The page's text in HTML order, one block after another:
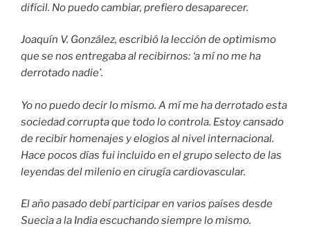
difícil. No puedo cambiar, prefiero desaparecer.
Joaquín V. González, escribió la lección de optimismo
que se nos entregaba al recibirnos: ‘a mí no me ha
derrotado nadie’.
Yo no puedo decir lo mismo. A mí me ha derrotado esta
sociedad corrupta que todo lo controla. Estoy cansado
de recibir homenajes y elogios al nivel internacional.
Hace pocos días fui incluido en el grupo selecto de las
leyendas del milenio en cirugía cardiovascular.
El año pasado debí participar en varios países desde
Suecia a la India escuchando siempre lo mismo.